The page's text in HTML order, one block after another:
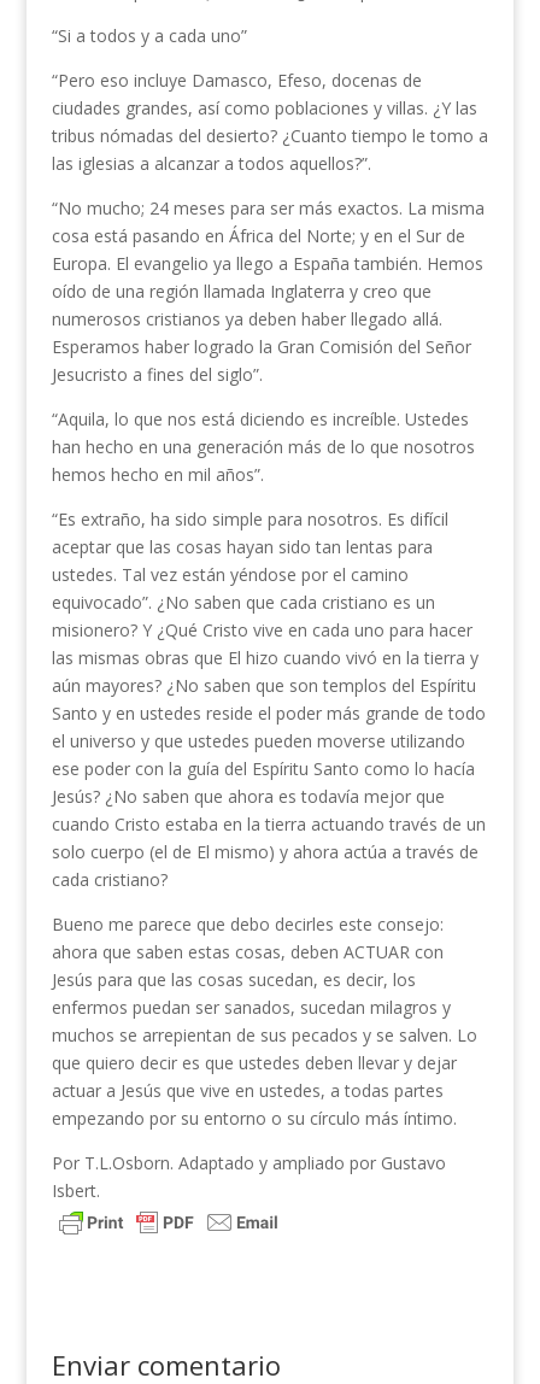
“Si a todos y a cada uno”
“Pero eso incluye Damasco, Efeso, docenas de
ciudades grandes, así como poblaciones y villas. ¿Y las
tribus nómadas del desierto? ¿Cuanto tiempo le tomo a
las iglesias a alcanzar a todos aquellos?”.
“No mucho; 24 meses para ser más exactos. La misma
cosa está pasando en África del Norte; y en el Sur de
Europa. El evangelio ya llego a España también. Hemos
oído de una región llamada Inglaterra y creo que
numerosos cristianos ya deben haber llegado allá.
Esperamos haber logrado la Gran Comisión del Señor
Jesucristo a fines del siglo”.
“Aquila, lo que nos está diciendo es increíble. Ustedes
han hecho en una generación más de lo que nosotros
hemos hecho en mil años”.
“Es extraño, ha sido simple para nosotros. Es difícil
aceptar que las cosas hayan sido tan lentas para
ustedes. Tal vez están yéndose por el camino
equivocado”. ¿No saben que cada cristiano es un
misionero? Y ¿Qué Cristo vive en cada uno para hacer
las mismas obras que El hizo cuando vivó en la tierra y
aún mayores? ¿No saben que son templos del Espíritu
Santo y en ustedes reside el poder más grande de todo
el universo y que ustedes pueden moverse utilizando
ese poder con la guía del Espíritu Santo como lo hacía
Jesús? ¿No saben que ahora es todavía mejor que
cuando Cristo estaba en la tierra actuando través de un
solo cuerpo (el de El mismo) y ahora actúa a través de
cada cristiano?
Bueno me parece que debo decirles este consejo:
ahora que saben estas cosas, deben ACTUAR con
Jesús para que las cosas sucedan, es decir, los
enfermos puedan ser sanados, sucedan milagros y
muchos se arrepientan de sus pecados y se salven. Lo
que quiero decir es que ustedes deben llevar y dejar
actuar a Jesús que vive en ustedes, a todas partes
empezando por su entorno o su círculo más íntimo.
Por T.L.Osborn. Adaptado y ampliado por Gustavo
Isbert.
Enviar comentario